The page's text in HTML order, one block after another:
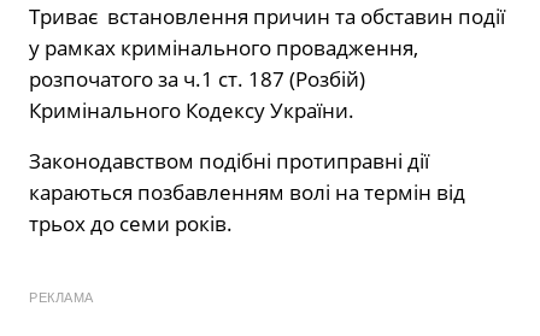
Триває встановлення причин та обставин події
у рамках кримінального провадження,
розпочатого за ч.1 ст. 187 (Розбій)
Кримінального Кодексу України.
Законодавством подібні протиправні дії
караються позбавленням волі на термін від
трьох до семи років.
РЕКЛАМА